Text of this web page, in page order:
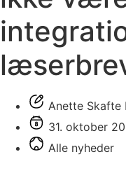
Anette Skafte
31. oktober
Alle nyheder